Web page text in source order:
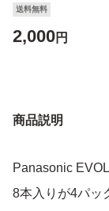
送料無料
2,000円
商品説明
Panasonic
8本入りが4パッ